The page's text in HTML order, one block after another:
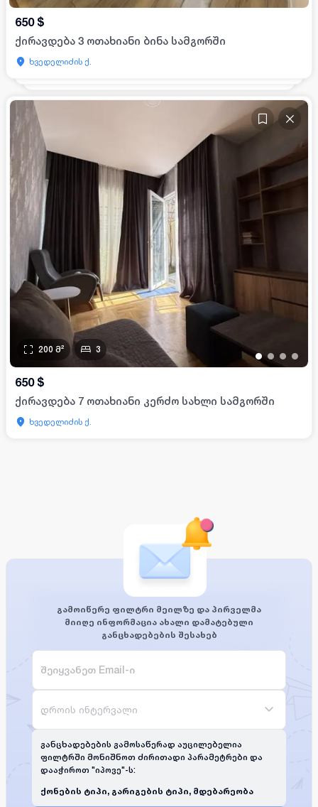
650 $
ქირავდება 3 ოთახიანი ბინა სამგორში
ხვედელიძის ქ.
•• • •
200 მ² 3
650 $
ქირავდება 7 ოთახიანი კერძო სახლი სამგორში
ხვედელიძის ქ.
გამოიწერე ფილტრი მეილზე და პირველმა
მიიღე ინფორმაცია ახალი დამატებული
განცხადებების შესახებ
დროის ინტერვალი
განცხადებების გამოსაწერად აუცილებელია
ფილტრში მონიშნოთ ძირითადი პარამეტრები და
დააჭიროთ "იპოვე"-ს:
ქონების ტიპი, გარიგების ტიპი, მდებარეობა